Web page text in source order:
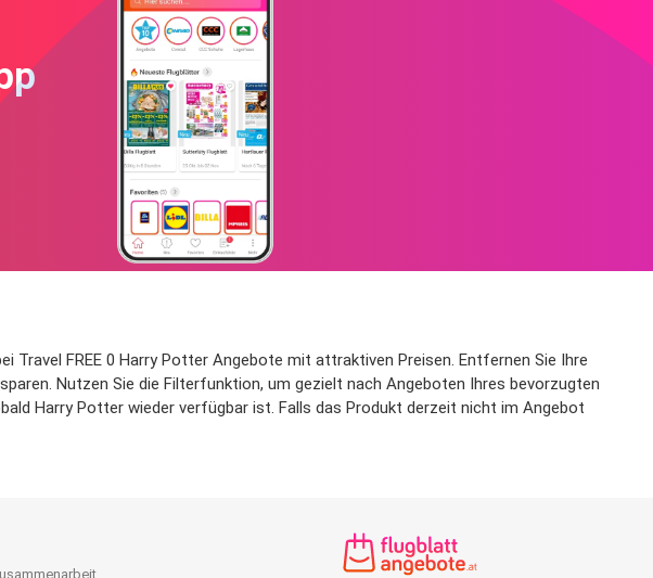
Travel FREE 0 Harry Potter Angebote mit attraktiven Preisen. Entfernen Sie Ihre
Nutzen Sie die Filterfunktion, um gezielt nach Angeboten Ihres bevorzugten
Harry Potter wieder verfügbar ist. Falls das Produkt derzeit nicht im Angebot